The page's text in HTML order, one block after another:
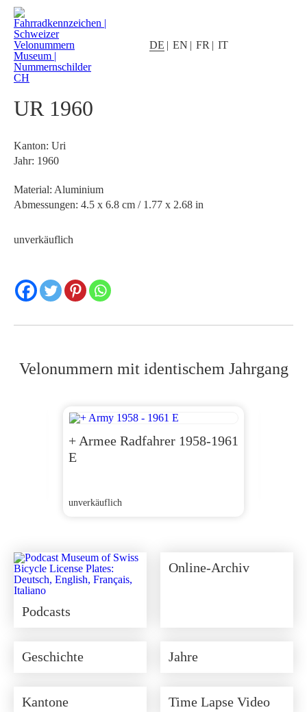
DE EN FR IT
UR 1960
Kanton: Uri
Jahr: 1960
Material: Aluminium
Abmessungen: 4.5 x 6.8 cm / 1.77 x 2.68 in
unverkäuflich
Velonummern mit identischem Jahrgang
+ Armee Radfahrer 1958-1961
E
unverkäuflich
Podcasts
Online-Archiv
Geschichte Jahre
Kantone Time Lapse Video